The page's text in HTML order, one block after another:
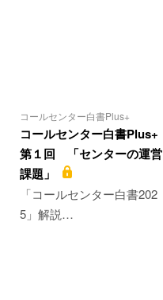
コールセンター白書Plus+
コールセンター白書Plus+
第１回 「センターの運営
課題」
「コールセンター白書202
5」解説…